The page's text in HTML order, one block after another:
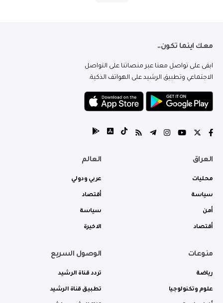
معك اينما تكون..
ابقى على تواصل معنا عبر منصاتنا على التواصل
الاجتماعي وتطبيق الرشيد على الهواتف الذكية.
العراق
محليات
سياسة
أمن
أقتصاد
العالم
عربي ودولي
أقتصاد
سياسة
الاخيرة
منوعات
رياضة
علوم وتكنولوجيا
الوصول السريع
تردد قناة الرشيد
تطبيق قناة الرشيد